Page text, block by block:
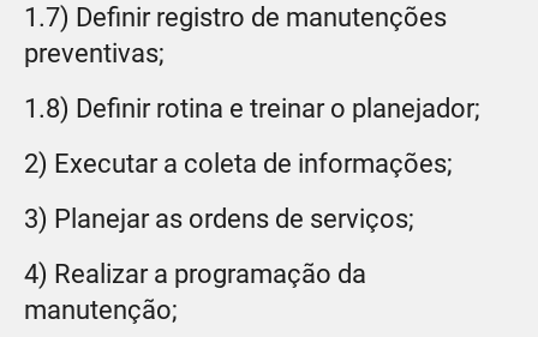
1.7) Definir registro de manutenções
preventivas;
1.8) Definir rotina e treinar o planejador;
2) Executar a coleta de informações;
3) Planejar as ordens de serviços;
4) Realizar a programação da
manutenção;